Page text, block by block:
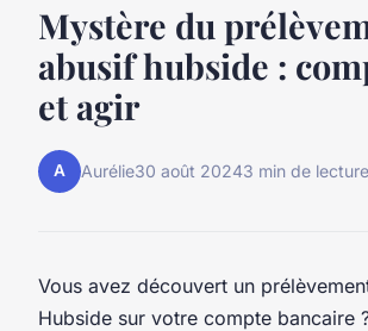
Mystère du
abusif hubside :
et agir
A Aurélie30 août 20243 min de lecture
Vous avez découvert un
Hubside sur votre compte bancaire